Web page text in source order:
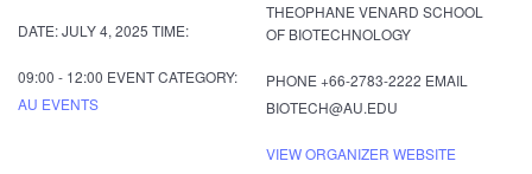
DATE:JULY 4, 2025 TIME:
09:00 - 12:00 EVENT CATEGORY:
AU EVENTS
THEOPHANE VENARD SCHOOL
OF BIOTECHNOLOGY
PHONE +66-2783-2222 EMAIL
BIOTECH@AU.EDU
VIEW ORGANIZER WEBSITE